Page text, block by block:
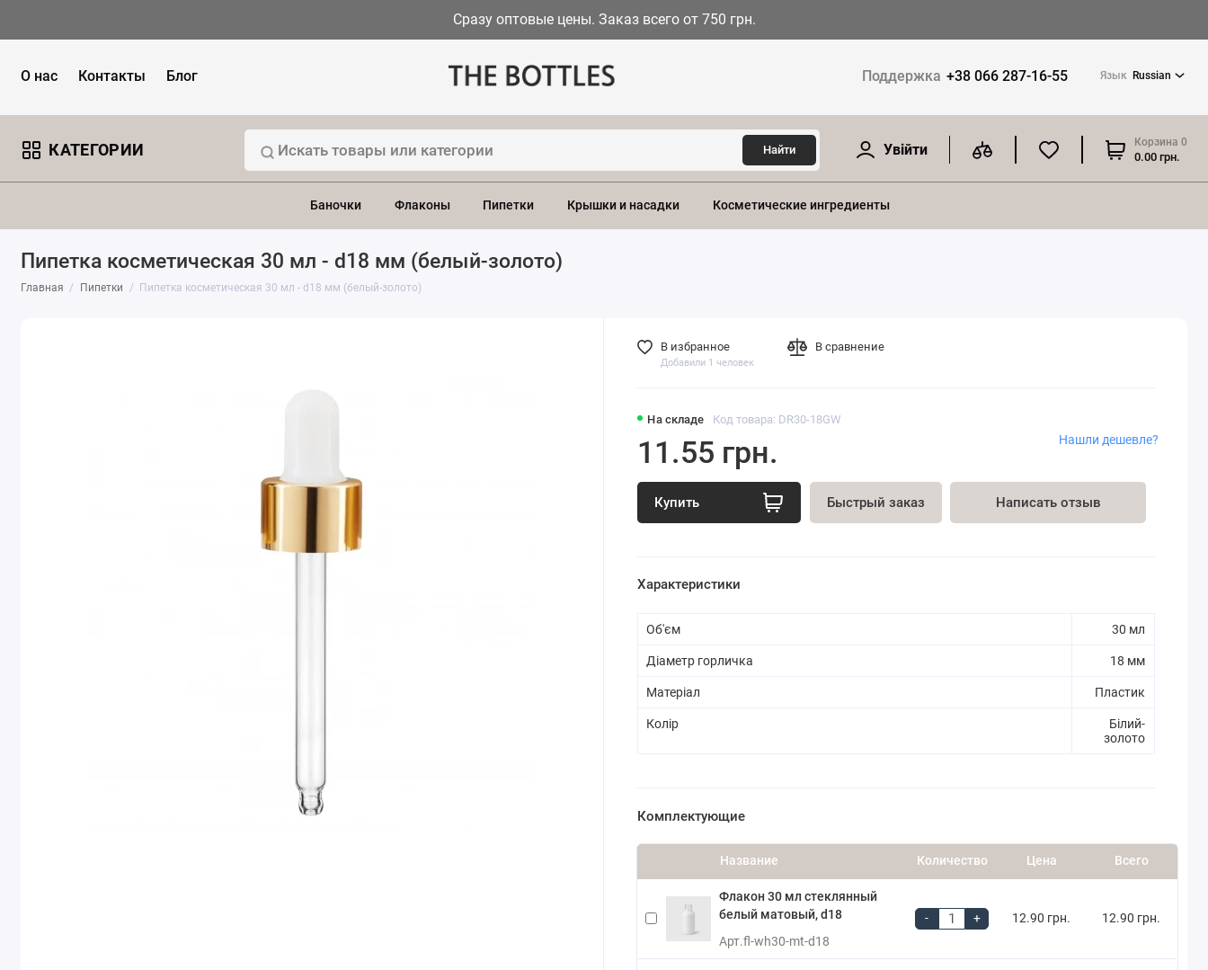
Сразу оптовые цены. Заказ всего от 750 грн.
О нас Контакты Блог Поддержка +38 066 287-16-55 Язык Russian
КАТЕГОРИИ Найти Увійти Корзина 0
0.00 грн.
Баночки Флаконы Пипетки Крышки и насадки Косметические ингредиенты
Пипетка косметическая 30 мл - d18 мм (белый-золото)
Главная Пипетки Пипетка косметическая 30 мл - d18 мм (белый-золото)
На складе Код товара: DR30-18GW
11.55 грн.
Купить Быстрый заказ Написать отзыв
Нашли дешевле?
В избранное
Добавили 1 человек
В сравнение
Характеристики
Об'єм 30 мл
Діаметр горличка 18 мм
Матеріал Пластик
Колір
Білий-
золото
Комплектующие
Название Количество Цена Всего
Флакон 30 мл стеклянный
белый матовый, d18
Арт.fl-wh30-mt-d18
- + 12.90 грн. 12.90 грн.